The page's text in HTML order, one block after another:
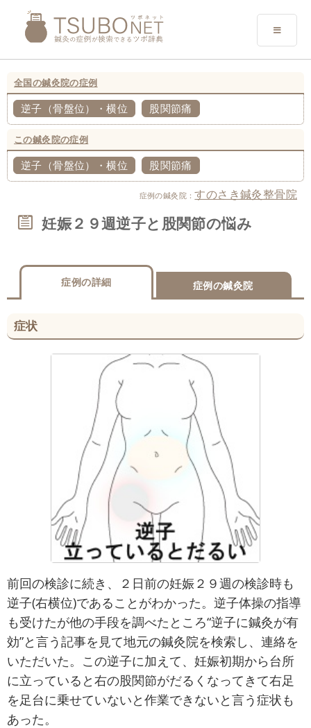
全国の鍼灸院の症例
逆子（骨盤位）・横位 股関節痛
この鍼灸院の症例
逆子（骨盤位）・横位 股関節痛
症例の鍼灸院：すのさき鍼灸整骨院
妊娠２９週逆子と股関節の悩み
症例の詳細 症例の鍼灸院
症状
前回の検診に続き、２日前の妊娠２９週の検診時も
逆子(右横位)であることがわかった。逆子体操の指導
も受けたが他の手段を調べたところ“逆子に鍼灸が有
効”と言う記事を見て地元の鍼灸院を検索し、連絡を
いただいた。この逆子に加えて、妊娠初期から台所
に立っていると右の股関節がだるくなってきて右足
を足台に乗せていないと作業できないと言う症状も
あった。